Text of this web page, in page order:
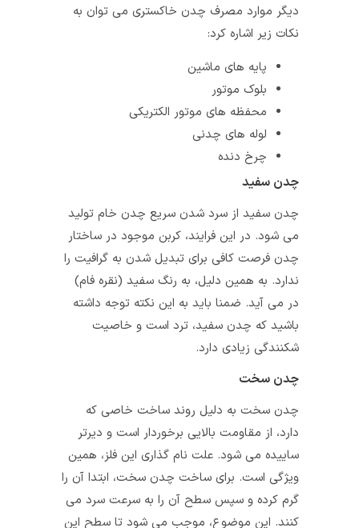
دیگر موارد مصرف چدن خاکستری می توان به
نکات زیر اشاره کرد:
پایه های ماشین
بلوک موتور
محفظه های موتور الکتریکی
لوله های چدنی
چرخ دنده
چدن سفید
چدن سفید از سرد شدن سریع چدن خام تولید
می شود. در این فرایند، کربن موجود در ساختار
چدن فرصت کافی برای تبدیل شدن به گرافیت را
ندارد. به همین دلیل، به رنگ سفید (نقره فام)
در می آید. ضمنا باید به این نکته توجه داشته
باشید که چدن سفید، ترد است و خاصیت
شکنندگی زیادی دارد.
چدن سخت
چدن سخت به دلیل روند ساخت خاصی که
دارد، از مقاومت بالایی برخوردار است و دیرتر
ساییده می شود. علت نام گذاری این فلز، همین
ویژگی است. برای ساخت چدن سخت، ابتدا آن را
گرم کرده و سپس سطح آن را به سرعت سرد می
کنند. این موضوع، موجب می شود تا سطح این